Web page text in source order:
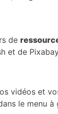
de
et de
vidéos et
le menu